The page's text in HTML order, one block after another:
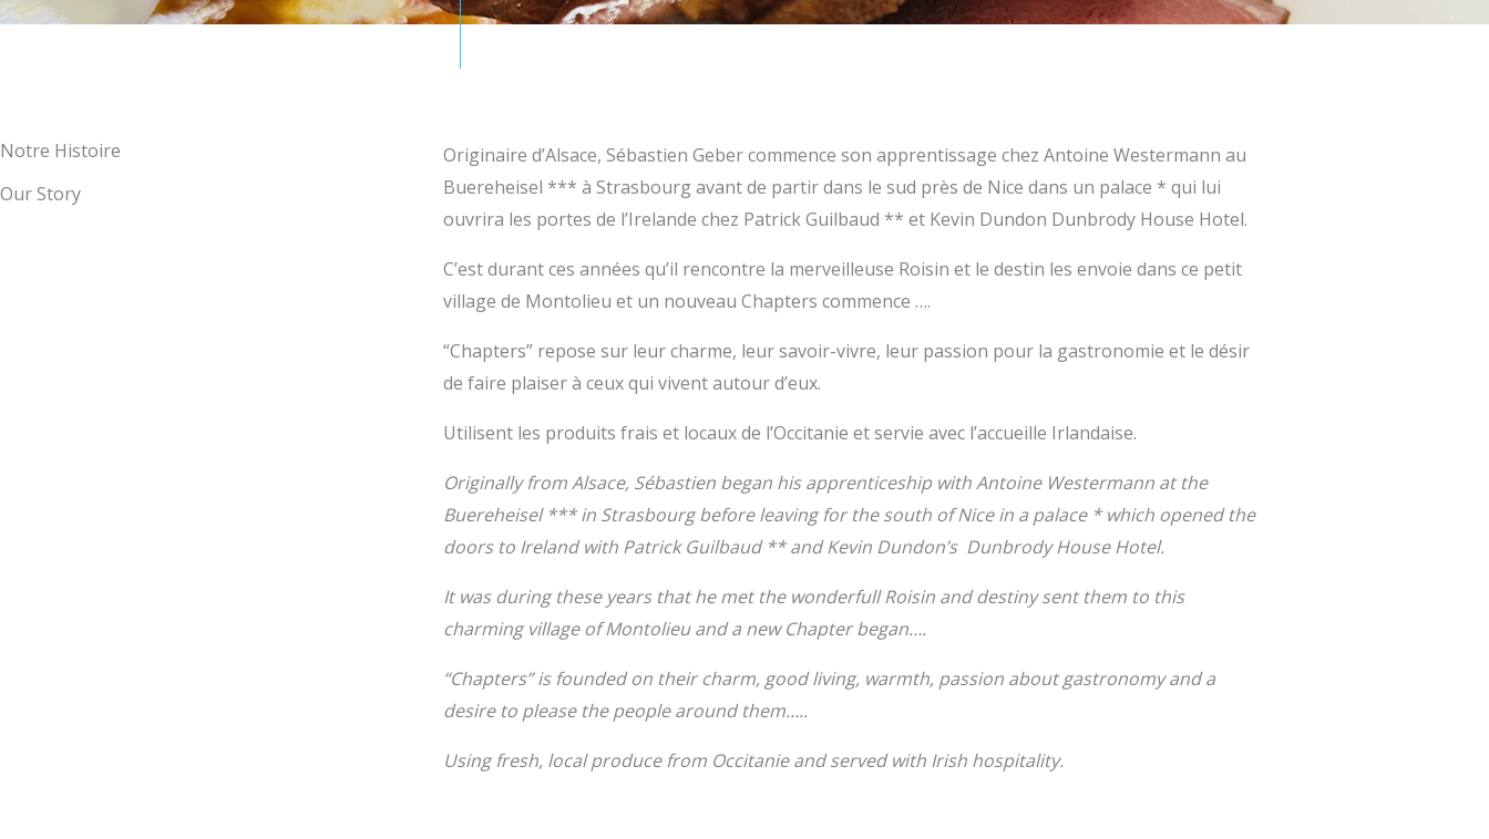
Notre Histoire
Our Story
Originaire d’Alsace, Sébastien Geber commence son apprentissage chez Antoine Westermann au
Buereheisel *** à Strasbourg avant de partir dans le sud près de Nice dans un palace * qui lui
ouvrira les portes de l’Irelande chez Patrick Guilbaud ** et Kevin Dundon Dunbrody House Hotel.
C’est durant ces années qu’il rencontre la merveilleuse Roisin et le destin les envoie dans ce petit
village de Montolieu et un nouveau Chapters commence ….
“Chapters” repose sur leur charme, leur savoir-vivre, leur passion pour la gastronomie et le désir
de faire plaiser à ceux qui vivent autour d’eux.
Utilisent les produits frais et locaux de l’Occitanie et servie avec l’accueille Irlandaise.
Originally from Alsace, Sébastien began his apprenticeship with Antoine Westermann at the
Buereheisel *** in Strasbourg before leaving for the south of Nice in a palace * which opened the
doors to Ireland with Patrick Guilbaud ** and Kevin Dundon’s Dunbrody House Hotel.
It was during these years that he met the wonderfull Roisin and destiny sent them to this
charming village of Montolieu and a new Chapter began….
“Chapters” is founded on their charm, good living, warmth, passion about gastronomy and a
desire to please the people around them…..
Using fresh, local produce from Occitanie and served with Irish hospitality.